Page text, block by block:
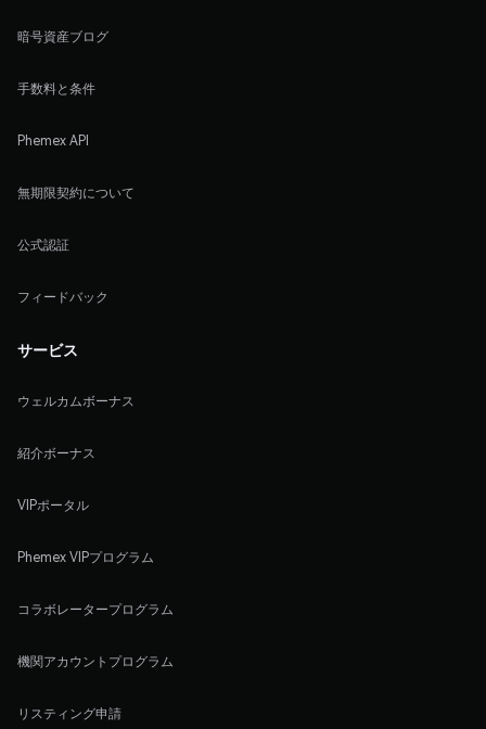
暗号資産ブログ
手数料と条件
Phemex API
無期限契約について
公式認証
フィードバック
サービス
ウェルカムボーナス
紹介ボーナス
VIPポータル
Phemex VIPプログラム
コラボレータープログラム
機関アカウントプログラム
リスティング申請